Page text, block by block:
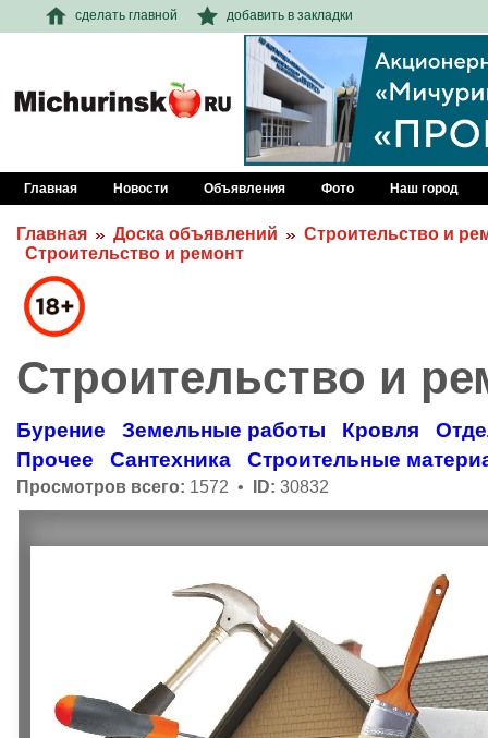
сделать главной добавить в закладки
Главная Новости Объявления Фото Наш город
Главная Доска объявлений
Строительство и
Строительство и ремонт
Строительство и
Бурение Земельные работы Кровля
Прочее
Сантехника Строительные
Просмотров всего: 1572 • ID: 30832